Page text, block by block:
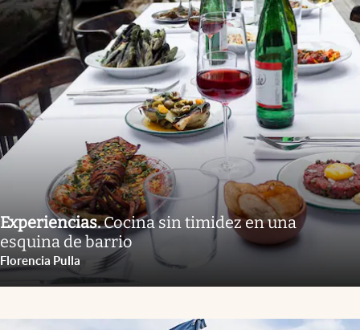
Experiencias.Cocina sin timidez en una
esquina de barrio
Florencia Pulla